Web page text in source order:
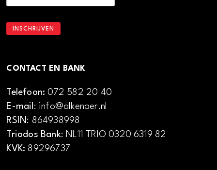
CONTACT EN BANK
Telefoon:072 582 20 40
E-mail: info@alkenaer.nl
RSIN: 864938998
Triodos Bank: NL11 TRIO 0320 6319 82
KVK: 89296737